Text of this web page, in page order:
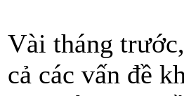
Vài tháng
cả các vấn đề